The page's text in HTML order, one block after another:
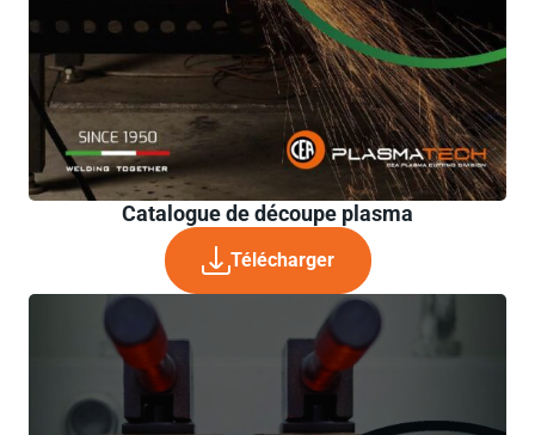
Catalogue de découpe plasma
Télécharger